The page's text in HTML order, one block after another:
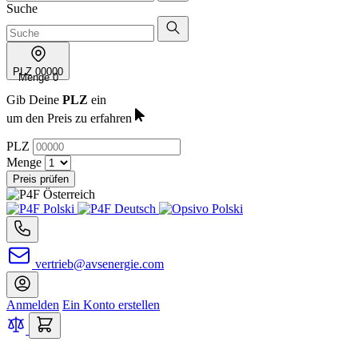
Suche
PLZ 00000
Menge 0
Gib Deine PLZ ein
um den Preis zu erfahren
PLZ
Menge
Preis prüfen
vertrieb@avsenergie.com
Anmelden Ein Konto erstellen